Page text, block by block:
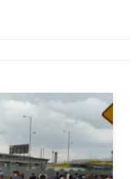
de Ecuador